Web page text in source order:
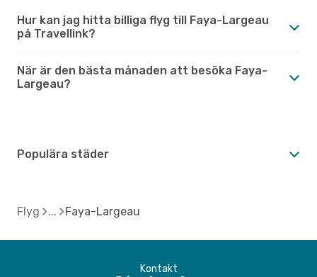
Hur kan jag hitta billiga flyg till Faya-Largeau
på Travellink?
När är den bästa månaden att besöka Faya-
Largeau?
Populära städer
Flyg Faya-Largeau
Kontakt